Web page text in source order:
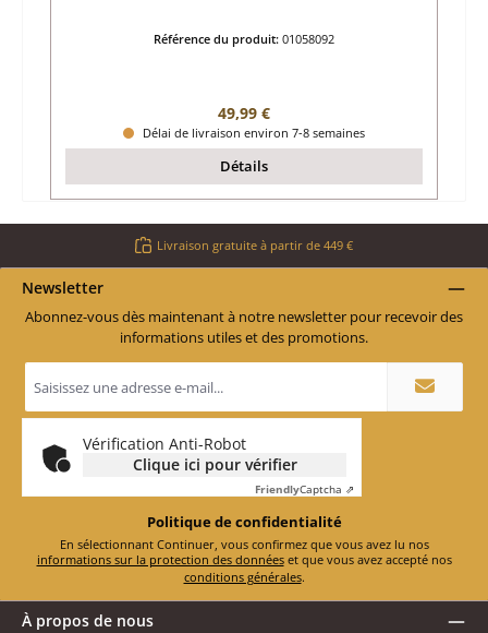
Référence du produit: 01058092
Prix régulier :
49,99 €
Délai de livraison environ 7-8 semaines
Détails
Livraison gratuite à partir de 449 €
Newsletter
Abonnez-vous dès maintenant à notre newsletter pour recevoir des
informations utiles et des promotions.
e-
mail
*
Vérification Anti-Robot
Clique ici pour vérifier
FriendlyCaptcha ⇗
Politique de confidentialité
En sélectionnant Continuer, vous confirmez que vous avez lu nos
informations sur la protection des données
et que vous avez accepté nos
conditions générales.
À propos de nous